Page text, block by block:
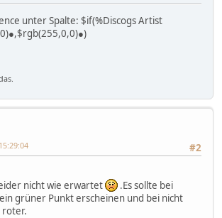
unter Spalte: $if(%Discogs Artist
#2
nicht wie erwartet
.Es sollte bei
grüner Punkt erscheinen und bei nicht
roter.